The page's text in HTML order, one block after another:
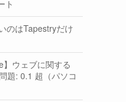
ト
のはTapestryだけ
】ウェブに関する
題: 0.1 超（パソコ